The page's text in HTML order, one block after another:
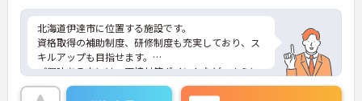
北海道伊達市に位置する施設です。
資格取得の補助制度、研修制度も充実しており、ス
キルアップも目指せます。
ご興味ある方には、面接対策ポイントなど、さらに
詳細をお話しいたしますのでお気軽にご相談くださ